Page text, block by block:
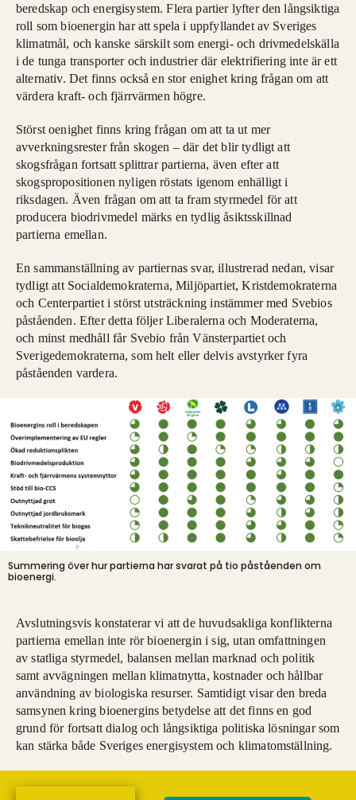
beredskap och energisystem. Flera partier lyfter den långsiktiga
roll som bioenergin har att spela i uppfyllandet av Sveriges
klimatmål, och kanske särskilt som energi- och drivmedelskälla
i de tunga transporter och industrier där elektrifiering inte är ett
alternativ. Det finns också en stor enighet kring frågan om att
värdera kraft- och fjärrvärmen högre.
Störst oenighet finns kring frågan om att ta ut mer
avverkningsrester från skogen – där det blir tydligt att
skogsfrågan fortsatt splittrar partierna, även efter att
skogspropositionen nyligen röstats igenom enhälligt i
riksdagen. Även frågan om att ta fram styrmedel för att
producera biodrivmedel märks en tydlig åsiktsskillnad
partierna emellan.
En sammanställning av partiernas svar, illustrerad nedan, visar
tydligt att Socialdemokraterna, Miljöpartiet, Kristdemokraterna
och Centerpartiet i störst utsträckning instämmer med Svebios
påståenden. Efter detta följer Liberalerna och Moderaterna,
och minst medhåll får Svebio från Vänsterpartiet och
Sverigedemokraterna, som helt eller delvis avstyrker fyra
påståenden vardera.
Summering över hur partierna har svarat på tio påståenden om
bioenergi.
Avslutningsvis konstaterar vi att de huvudsakliga konflikterna
partierna emellan inte rör bioenergin i sig, utan omfattningen
av statliga styrmedel, balansen mellan marknad och politik
samt avvägningen mellan klimatnytta, kostnader och hållbar
användning av biologiska resurser. Samtidigt visar den breda
samsynen kring bioenergins betydelse att det finns en god
grund för fortsatt dialog och långsiktiga politiska lösningar som
kan stärka både Sveriges energisystem och klimatomställning.